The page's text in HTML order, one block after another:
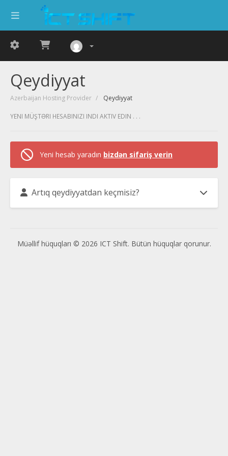
Qeydiyyat
Azerbaijan Hosting Provider Qeydiyyat
YENI MÜŞTƏRI HESABINIZI INDI AKTIV EDIN . . .
Yeni hesab yaradın bizdən sifariş verin
Artıq qeydiyyatdan keçmisiz?
Müəllif hüquqları © 2026 ICT Shift. Bütün hüquqlar qorunur.